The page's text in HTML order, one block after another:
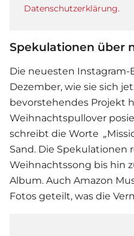
Datenschutzerklärung.
Spekulationen über
Die neuesten Instagram-
Dezember, wie sie sich
bevorstehendes Projekt
Weihnachtspullover
schreibt die Worte „
Sand. Die Spekulationen
Weihnachtssong bis hin
Album. Auch Amazon
Fotos geteilt, was die